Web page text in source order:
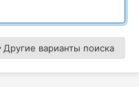
Другие варианты поиска